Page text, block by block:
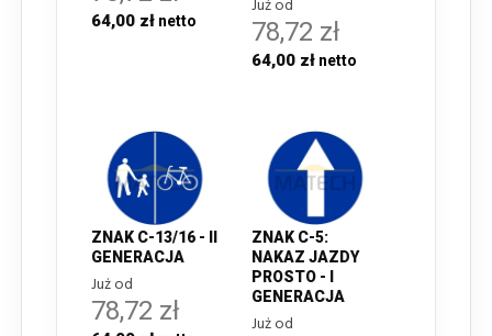
64,00 zł
Już od
78,72 zł
64,00 zł
ZNAK C-13/16 - II
GENERACJA
Już od
78,72 zł
ZNAK C-5:
NAKAZ JAZDY
PROSTO - I
GENERACJA
Już od